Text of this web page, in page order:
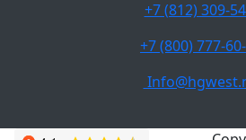
+7 (812) 309-
+7 (800) 777-